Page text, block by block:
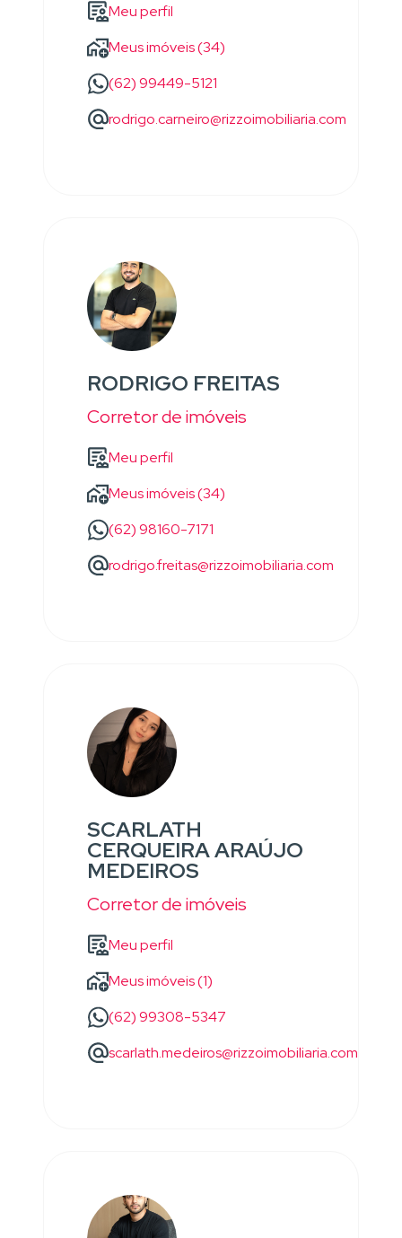
Meu perfil
Meus imóveis (34)
(62) 99449-5121
rodrigo.carneiro@rizzoimobiliaria.com
RODRIGO FREITAS
Corretor de imóveis
Meu perfil
Meus imóveis (34)
(62) 98160-7171
rodrigo.freitas@rizzoimobiliaria.com
SCARLATH
CERQUEIRA ARAÚJO
MEDEIROS
Corretor de imóveis
Meu perfil
Meus imóveis (1)
(62) 99308-5347
scarlath.medeiros@rizzoimobiliaria.com